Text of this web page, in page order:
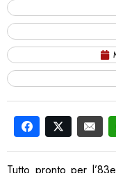
Tutto pronto per